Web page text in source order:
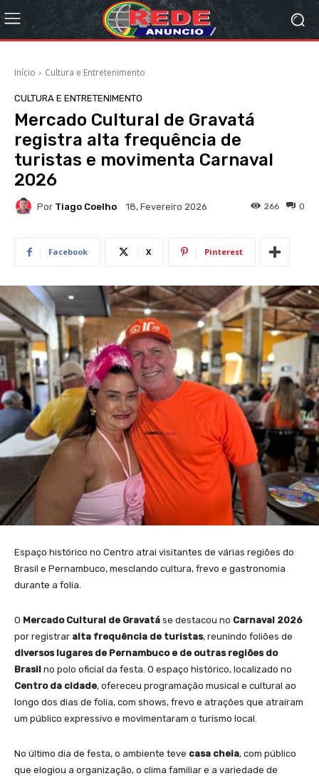
Início Cultura e Entretenimento
CULTURA E ENTRETENIMENTO
Mercado Cultural de Gravatá
registra alta frequência de
turistas e movimenta Carnaval
2026
Por Tiago Coelho 18, Fevereiro 2026 0
266
Facebook X Pinterest
Espaço histórico no Centro atrai visitantes de várias regiões do
Brasil e Pernambuco, mesclando cultura, frevo e gastronomia
durante a folia.
O Mercado Cultural de Gravatá se destacou no Carnaval 2026
por registrar alta frequência de turistas, reunindo foliões de
diversos lugares de Pernambuco e de outras regiões do
Brasil no polo oficial da festa. O espaço histórico, localizado no
Centro da cidade, ofereceu programação musical e cultural ao
longo dos dias de folia, com shows, frevo e atrações que atraíram
um público expressivo e movimentaram o turismo local.
No último dia de festa, o ambiente teve casa cheia, com público
que elogiou a organização, o clima familiar e a variedade de